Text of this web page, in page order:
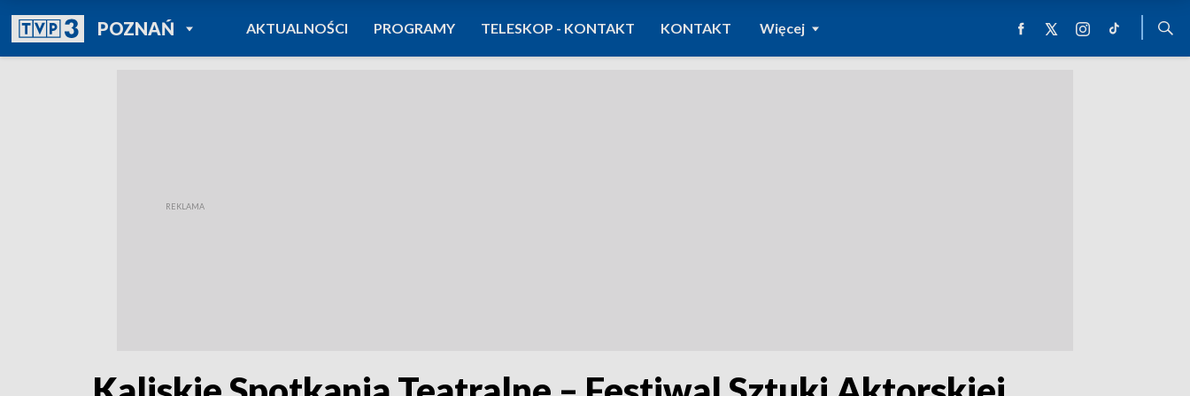
POZNAŃPOWRÓT DO
TVP REGIONY
AKTUALNOŚCI PROGRAMY TELESKOP - KONTAKT KONTAKT Więcej